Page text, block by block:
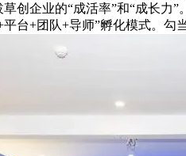
创企业的“成活率”和“成长力
台+团队+导师”孵化模式。勾